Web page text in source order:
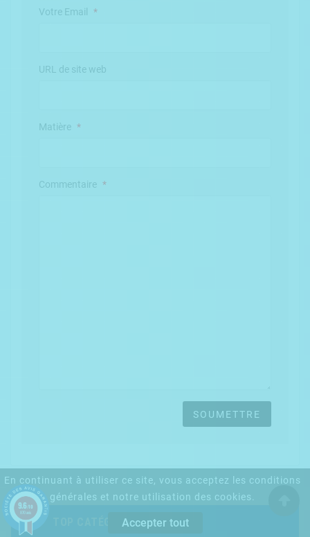
En continuant à utiliser ce site, vous acceptez les conditions
générales et notre utilisation des cookies.
Accepter tout
Votre Email *
URL de site web
Matière *
Commentaire *
SOUMETTRE
TOP CATÉGORIE

9.6 /10
870 avis